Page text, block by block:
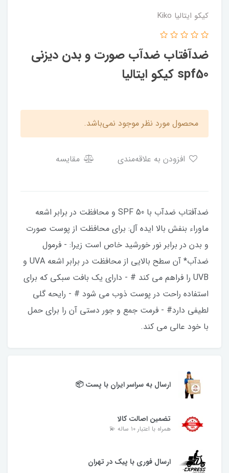
کیکو ایتالیا Kiko
ضدآفتاب ضدآب صورت و بدن دیزنی
spf50 کیکو ایتالیا
محصول مورد نظر موجود نمی‌باشد.
مقایسه
ضدآفتاب ضدآب با SPF 50 و محافظت در برابر اشعه
ماوراء بنفش بالا ایده آل: برای محافظت از پوست صورت
و بدن در برابر نور خورشید خاص است زیرا: - فرمول
ضدآب* آن سطح بالایی از محافظت در برابر اشعه UVA و
UVB را فراهم می کند # - دارای یک بافت سبکی که برای
استفاده راحت در پوست ذوب می شود # - رایحه گلی
لطیفی دارد# - فرمت جمع و جور دستی آن را برای حمل
با خود عالی می کند.
ارسال به سراسر ایران با پست 📦
تضمین اصالت کالا
همراه با اعتبار ۱۰ ساله 💫
ارسال فوری با پیک در تهران